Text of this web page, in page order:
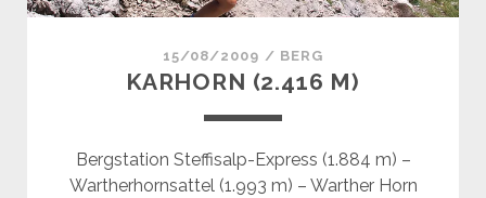
15/08/2009 / BERG
KARHORN (2.416 M)
Bergstation Steffisalp-Express (1.884 m) –
Wartherhornsattel (1.993 m) – Warther Horn